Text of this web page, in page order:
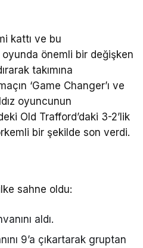
kattı ve bu
oyunda önemli bir değişken
takımına
‘Game Changer’ı ve
oyuncunun
Old Trafford’daki 3-2’lik
bir şekilde son verdi.
sahne oldu:
aldı.
9’a çıkartarak gruptan